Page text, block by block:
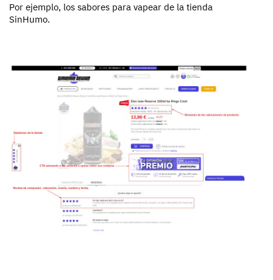
Por ejemplo, los sabores para vapear de la tienda
SinHumo.